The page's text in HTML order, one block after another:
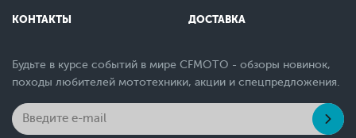
КОНТАКТЫ ДОСТАВКА
Будьте в курсе событий в мире CFMOTO - обзоры новинок,
походы любителей мототехники, акции и спецпредложения.